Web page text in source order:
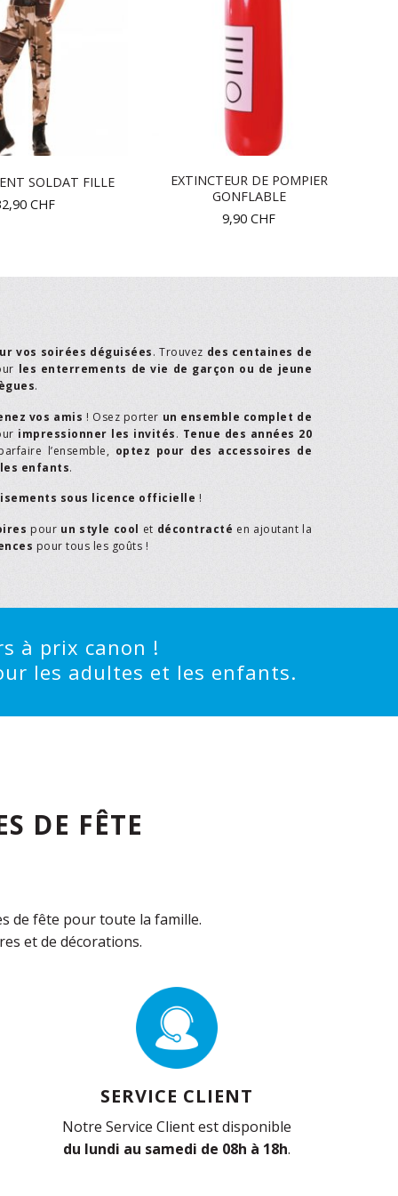
SOLDAT FILLE
CHF
EXTINCTEUR DE POMPIER
GONFLABLE
9,90 CHF
vos soirées déguisées. Trouvez des centaines de
les enterrements de vie de garçon ou de jeune
.
vos amis ! Osez porter un ensemble complet de
impressionner les invités. Tenue des années 20
l’ensemble, optez pour des accessoires de
les enfants.
sous licence officielle !
pour un style cool et décontracté en ajoutant la
pour tous les goûts !
à prix canon !
les adultes et les enfants.
DE FÊTE
de fête pour toute la famille.
et de décorations.
SERVICE CLIENT
Notre Service Client est disponible
du lundi au samedi de 08h à 18h.